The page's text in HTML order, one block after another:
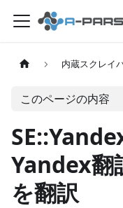
内蔵スクレイ
このページの内容
Yandex翻
を翻訳